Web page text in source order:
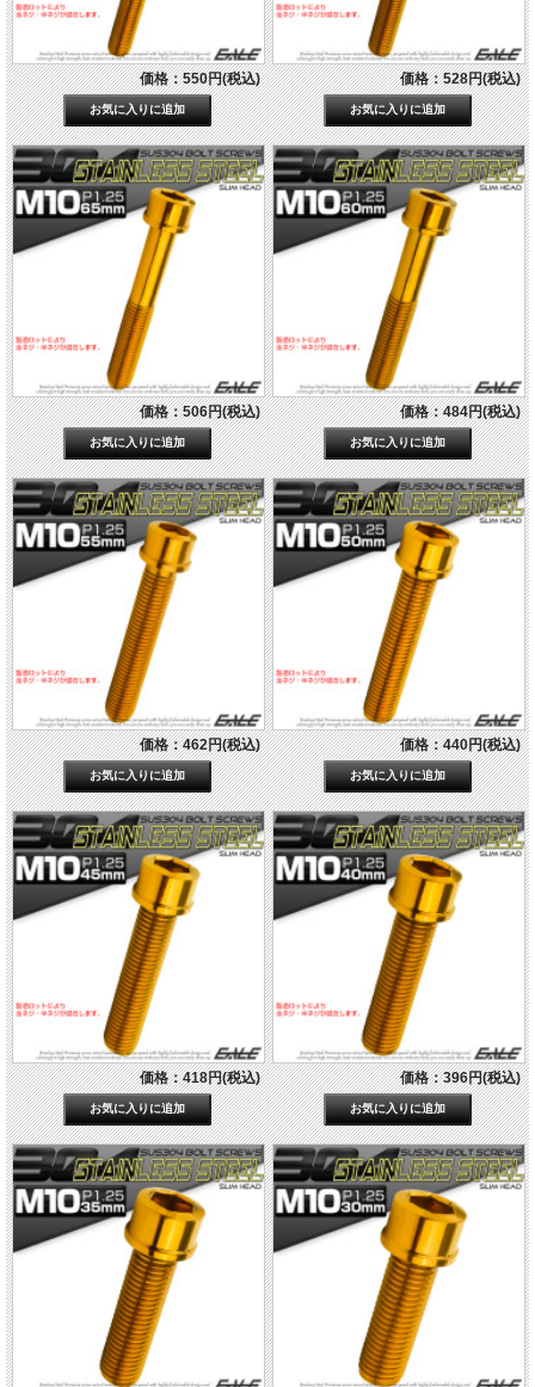
価格：550円(税込) 価格：528円(税込)
価格：506円(税込) 価格：484円(税込)
価格：462円(税込) 価格：440円(税込)
価格：418円(税込) 価格：396円(税込)